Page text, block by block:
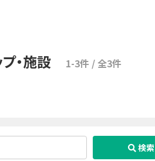
・施設 1-3件 / 全3件
検索